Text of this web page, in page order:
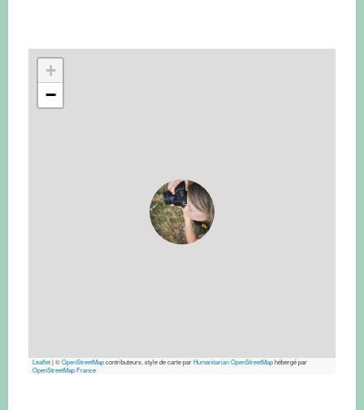
+
−
Leaflet|©OpenStreetMapcontributeurs, style de carte parHumanitarian OpenStreetMaphébergé par
OpenStreetMap France